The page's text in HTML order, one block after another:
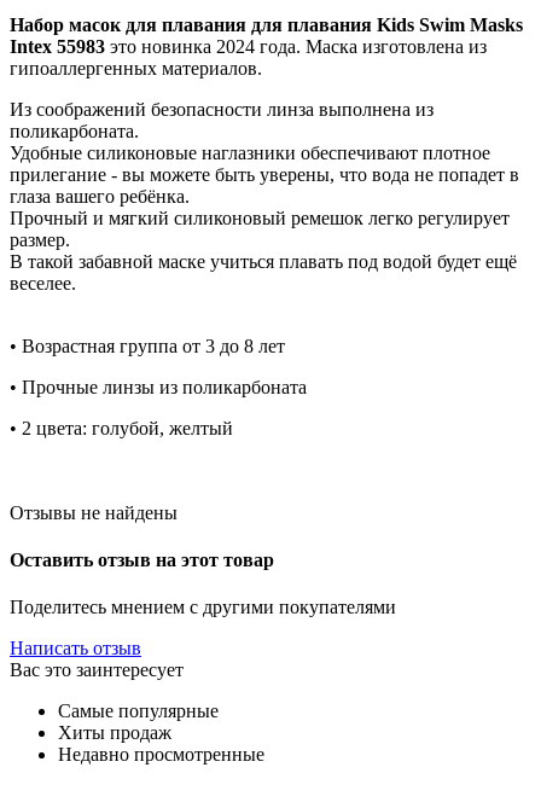
Набор масок для плавания для плавания Kids Swim Masks
Intex 55983 это новинка 2024 года. Маска изготовлена из
гипоаллергенных материалов.
Из соображений безопасности линза выполнена из
поликарбоната.
Удобные силиконовые наглазники обеспечивают плотное
прилегание - вы можете быть уверены, что вода не попадет в
глаза вашего ребёнка.
Прочный и мягкий силиконовый ремешок легко регулирует
размер.
В такой забавной маске учиться плавать под водой будет ещё
веселее.
• Возрастная группа от 3 до 8 лет
• Прочные линзы из поликарбоната
• 2 цвета: голубой, желтый
Отзывы не найдены
Оставить отзыв на этот товар
Поделитесь мнением с другими покупателями
Написать отзыв
Вас это заинтересует
Самые популярные
Хиты продаж
Недавно просмотренные